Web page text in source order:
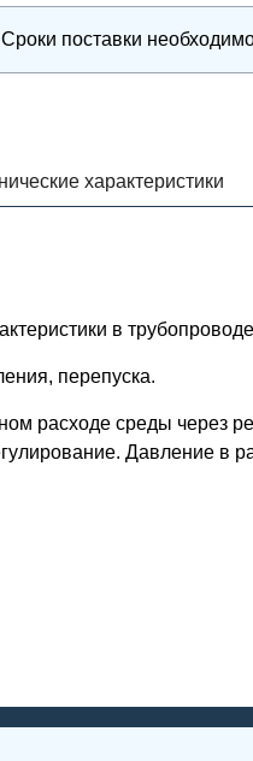
Сроки поставки
характеристики
в
перепуска.
расходе среды через
Давление в